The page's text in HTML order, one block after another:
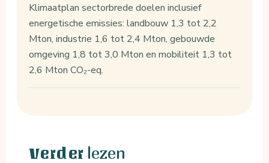
Klimaatplan sectorbrede doelen inclusief
energetische emissies: landbouw 1,3 tot 2,2
Mton, industrie 1,6 tot 2,4 Mton, gebouwde
omgeving 1,8 tot 3,0 Mton en mobiliteit 1,3 tot
2,6 Mton CO₂-eq.
Verder lezen